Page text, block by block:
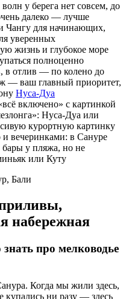
у берега нет совсем, до
далеко — лучше
Чангу для начинающих,
уверенных
жизнь и глубокое море
полноценно
в отлив — по колено до
— ваш главный приоритет,
Нуса-Дуа
включено» с картинкой
Нуса-Дуа или
курортную картинку
вечеринками: в Сануре
у пляжа, но не
или Куту
набережная
про мелководье
Когда мы жили здесь,
купались ни разу — здесь